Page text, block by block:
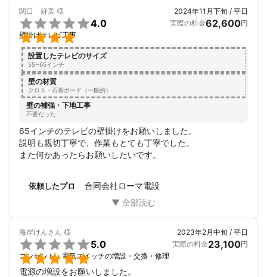
関口 好美 様


4.0
壁掛けテレビ工事
2024年11月下旬 / 平日
実際の料金62,600円
設置したテレビのサイズ
55~65インチ
壁の材質
クロス・石膏ボード（一般的）
壁の補強・下地工事
不要だった
65インチのテレビの壁掛けをお願いしました。
説明も親切丁寧で、作業もとても丁寧でした。
また何かあったらお願いしたいです。
依頼したプロ 合同会社ローマ電設
海岸けんさん 様


5.0
コンセント・電気スイッチの増設・交換・修理
2023年2月中旬 / 平日
実際の料金23,100円
電源の増設をお願いしました。